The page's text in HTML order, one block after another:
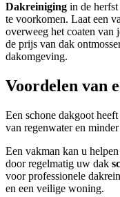
Dakreiniging in de
te voorkomen. Laat een
overweeg het coaten van
de prijs van dak
dakomgeving.
Voordelen van
Een schone dakgoot
van regenwater en
Een vakman kan u
door regelmatig uw dak
voor professionele
en een veilige woning.